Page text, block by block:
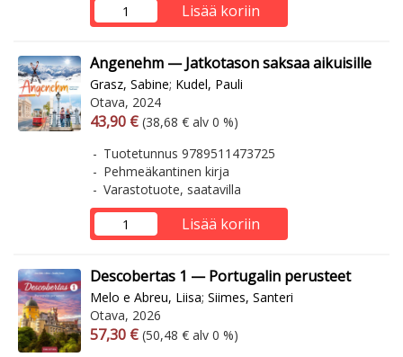
Lisää koriin
Angenehm — Jatkotason saksaa aikuisille
Grasz, Sabine; Kudel, Pauli
Otava, 2024
Arvonlisäverollinen hinta
43,90 € Arvonlisäveroton hinta
(38,68 € alv 0 %)
Tuotetunnus 9789511473725
Pehmeäkantinen kirja
Varastotuote, saatavilla
Lisää koriin
Descobertas 1 — Portugalin perusteet
Melo e Abreu, Liisa; Siimes, Santeri
Otava, 2026
Arvonlisäverollinen hinta
57,30 € Arvonlisäveroton hinta
(50,48 € alv 0 %)